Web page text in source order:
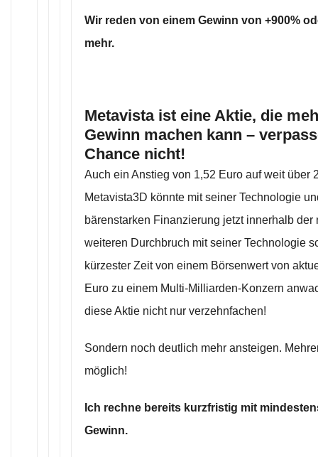
Wir reden von einem Gewinn von +900%
mehr.
Metavista ist eine Aktie, die
Gewinn machen kann –
Chance nicht!
Auch ein Anstieg von 1,52 Euro auf weit über
Metavista3D könnte mit seiner Technologie
bärenstarken Finanzierung jetzt innerhalb der
weiteren Durchbruch mit seiner Technologie
kürzester Zeit von einem Börsenwert von
Euro zu einem Multi-Milliarden-Konzern
diese Aktie nicht nur verzehnfachen!
Sondern noch deutlich mehr ansteigen.
möglich!
Ich rechne bereits kurzfristig mit
Gewinn.